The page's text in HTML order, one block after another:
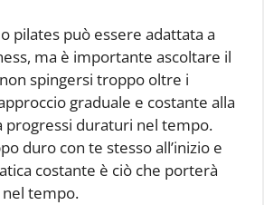
pilates può essere adattata a
ma è importante ascoltare il
spingersi troppo oltre i
graduale e costante alla
progressi duraturi nel tempo.
duro con te stesso all’inizio e
costante è ciò che porterà
tempo.